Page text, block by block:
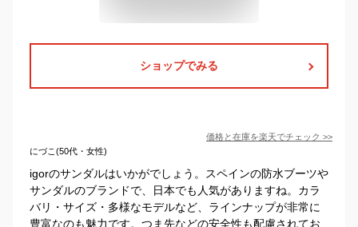
ショップでみる
価格と在庫を楽天でチェック >>
にづこ(50代・女性)
igorのサンダルはいかがでしょう。スペインの防水ブーツや
サンダルのブランドで、日本でも人気がありますね。カラ
バリ・サイズ・多様なモデルなど、ラインナップが非常に
豊富なのも魅力です。つま先などの安全性も配慮されてお